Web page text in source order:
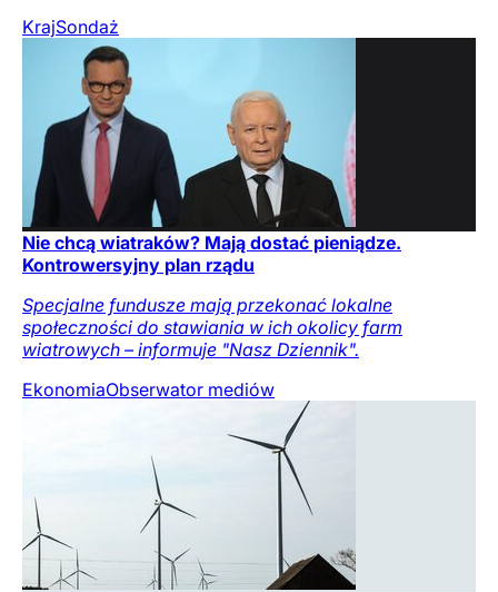
KrajSondaż
Nie chcą wiatraków? Mają dostać pieniądze.
Kontrowersyjny plan rządu
Specjalne fundusze mają przekonać lokalne
społeczności do stawiania w ich okolicy farm
wiatrowych – informuje "Nasz Dziennik".
EkonomiaObserwator mediów